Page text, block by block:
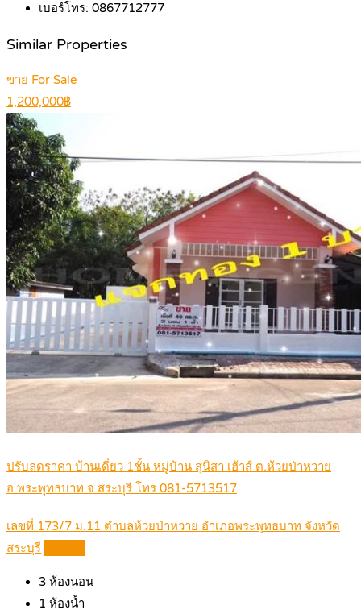
เบอร์โทร: 0867712777
Similar Properties
ขาย For Sale
1,200,000฿
ปรับลดราคา บ้านเดี่ยว 1ชั้น หมู่บ้าน สุนิสา เฮ้าส์ ต.ห้วยป่าหวาย
อ.พระพุทธบาท จ.สระบุรี โทร 081-5713517
เลขที่ 173/7 ม.11 ตำบลห้วยป่าหวาย อำเภอพระพุทธบาท จังหวัด
สระบุรี
3 ห้องนอน
1 ห้องน้ำ